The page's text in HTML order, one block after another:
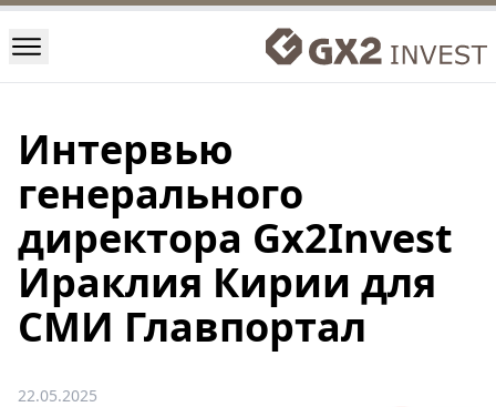
Интервью
генерального
директора Gx2Invest
Ираклия Кирии для
СМИ Главпортал
22.05.2025